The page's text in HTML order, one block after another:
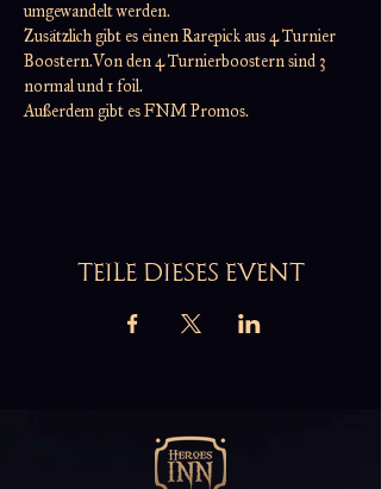
umgewandelt werden.
Zusätzlich gibt es einen Rarepick aus 4 Turnier
Boostern.Von den 4 Turnierboostern sind 3
normal und 1 foil.
Außerdem gibt es FNM Promos.
TEILE DIESES EVENT